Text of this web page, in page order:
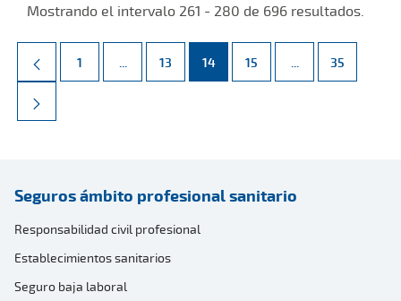
Mostrando el intervalo 261 - 280 de 696 resultados.
Página
1 ... Páginas intermedias Use TAB para desplazarse.
Página
13 Página
14 Página
15 ... Páginas
Página
35
Seguros ámbito profesional sanitario
Responsabilidad civil profesional
Establecimientos sanitarios
Seguro baja laboral